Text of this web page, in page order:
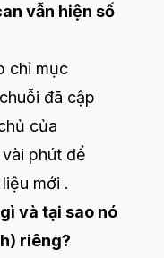
vẫn hiện số
chỉ mục
đã cập
của
phút để
mới .
và tại sao nó
riêng?